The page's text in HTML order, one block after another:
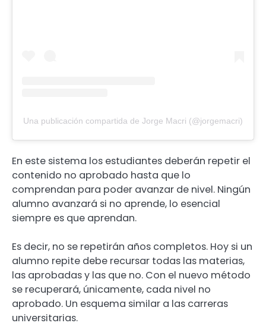
Una publicación compartida de Jorge Macri (@jorgemacri)
En este sistema los estudiantes deberán repetir el
contenido no aprobado hasta que lo
comprendan para poder avanzar de nivel. Ningún
alumno avanzará si no aprende, lo esencial
siempre es que aprendan.
Es decir, no se repetirán años completos. Hoy si un
alumno repite debe recursar todas las materias,
las aprobadas y las que no. Con el nuevo método
se recuperará, únicamente, cada nivel no
aprobado. Un esquema similar a las carreras
universitarias.